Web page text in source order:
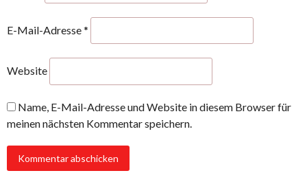
E-Mail-Adresse*
Website
Name, E-Mail-Adresse und Website in diesem Browser für
meinen nächsten Kommentar speichern.